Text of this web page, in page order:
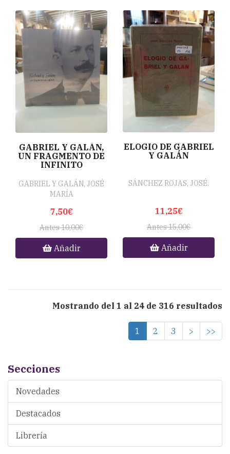
GABRIEL Y GALÁN,
UN FRAGMENTO DE
INFINITO
GABRIEL Y GALÁN, JOSÉ
MARÍA
7,50€
Antes 10,00€
Añadir
ELOGIO DE GABRIEL
Y GALÁN
SÁNCHEZ ROJAS, JOSÉ.
11,25€
Antes 15,00€
Añadir
Mostrando del 1 al 24 de 316 resultados
1 2 3 > >>
Secciones
Novedades
Destacados
Librería